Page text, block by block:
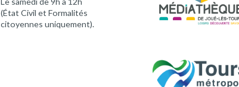
(État Civil et Formalités
citoyennes uniquement).